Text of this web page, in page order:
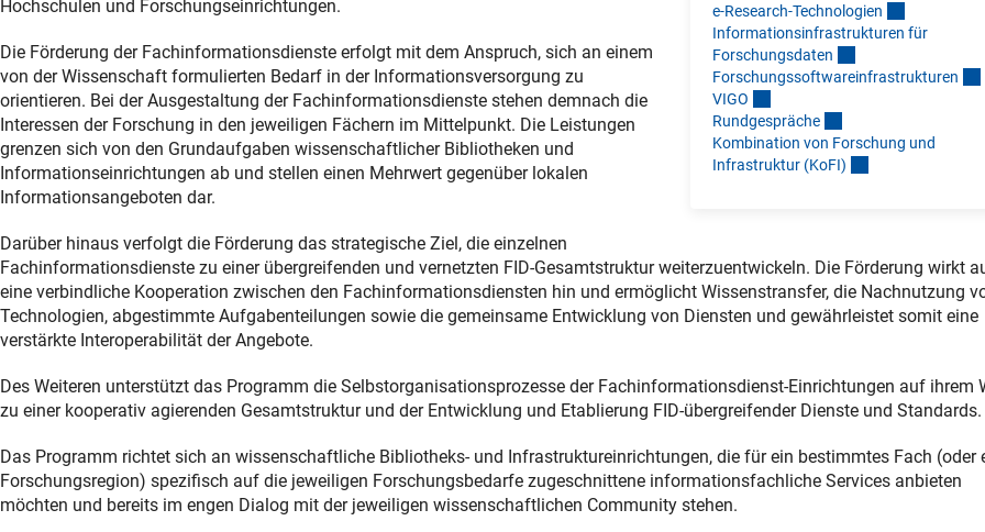
e-Research-Technologien
Informationsinfrastrukturen für
Forschungsdaten
Forschungssoftwareinfrastrukturen
VIGO
Rundgespräche
Kombination von Forschung und
Infrastruktur (KoFI)
Hochschulen und Forschungseinrichtungen.
Die Förderung der Fachinformationsdienste erfolgt mit dem Anspruch, sich an einem
von der Wissenschaft formulierten Bedarf in der Informationsversorgung zu
orientieren. Bei der Ausgestaltung der Fachinformationsdienste stehen demnach die
Interessen der Forschung in den jeweiligen Fächern im Mittelpunkt. Die Leistungen
grenzen sich von den Grundaufgaben wissenschaftlicher Bibliotheken und
Informationseinrichtungen ab und stellen einen Mehrwert gegenüber lokalen
Informationsangeboten dar.
Darüber hinaus verfolgt die Förderung das strategische Ziel, die einzelnen
Fachinformationsdienste zu einer übergreifenden und vernetzten FID-Gesamtstruktur weiterzuentwickeln. Die Förderung wirkt
eine verbindliche Kooperation zwischen den Fachinformationsdiensten hin und ermöglicht Wissenstransfer, die Nachnutzung
Technologien, abgestimmte Aufgabenteilungen sowie die gemeinsame Entwicklung von Diensten und gewährleistet somit eine
verstärkte Interoperabilität der Angebote.
Des Weiteren unterstützt das Programm die Selbstorganisationsprozesse der Fachinformationsdienst-Einrichtungen auf ihrem
zu einer kooperativ agierenden Gesamtstruktur und der Entwicklung und Etablierung FID-übergreifender Dienste und Standards.
Das Programm richtet sich an wissenschaftliche Bibliotheks- und Infrastruktureinrichtungen, die für ein bestimmtes Fach (oder
Forschungsregion) spezifisch auf die jeweiligen Forschungsbedarfe zugeschnittene informationsfachliche Services anbieten
möchten und bereits im engen Dialog mit der jeweiligen wissenschaftlichen Community stehen.